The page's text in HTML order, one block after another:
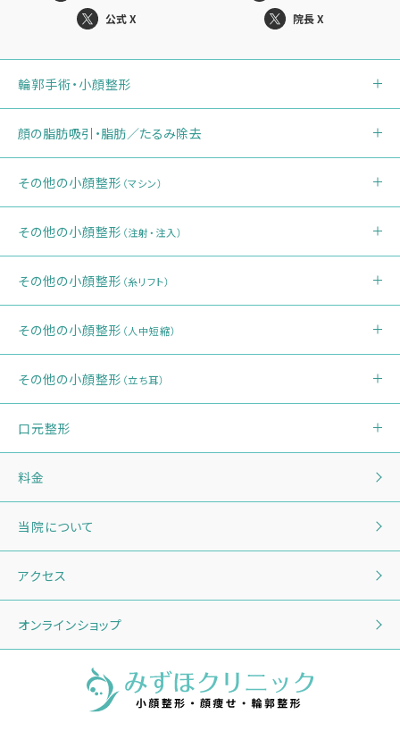
公式 X
院長 X
輪郭手術・小顔整形
顔の脂肪吸引・脂肪／たるみ除去
その他の小顔整形 （マシン）
その他の小顔整形 （注射・注入）
その他の小顔整形 （糸リフト）
その他の小顔整形 （人中短縮）
その他の小顔整形 （立ち耳）
口元整形
料金
当院について
アクセス
オンラインショップ